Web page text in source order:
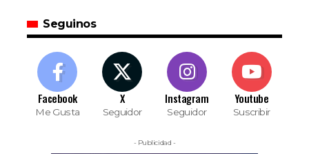
Seguinos
Facebook
Me Gusta
X
Seguidor
Instagram
Seguidor
Youtube
Suscribir
- Publicidad -